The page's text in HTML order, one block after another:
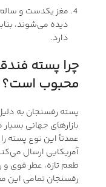
مغز یکدست و
دیده می‌شوند،
دارد.
چرا پسته
محبوب است؟
پسته رفسنجان به
بازارهای جهانی
عمدتاً این نوع پسته
آمریکایی ارسال
طعم تازه، عطر قوی
رفسنجان تمامی این